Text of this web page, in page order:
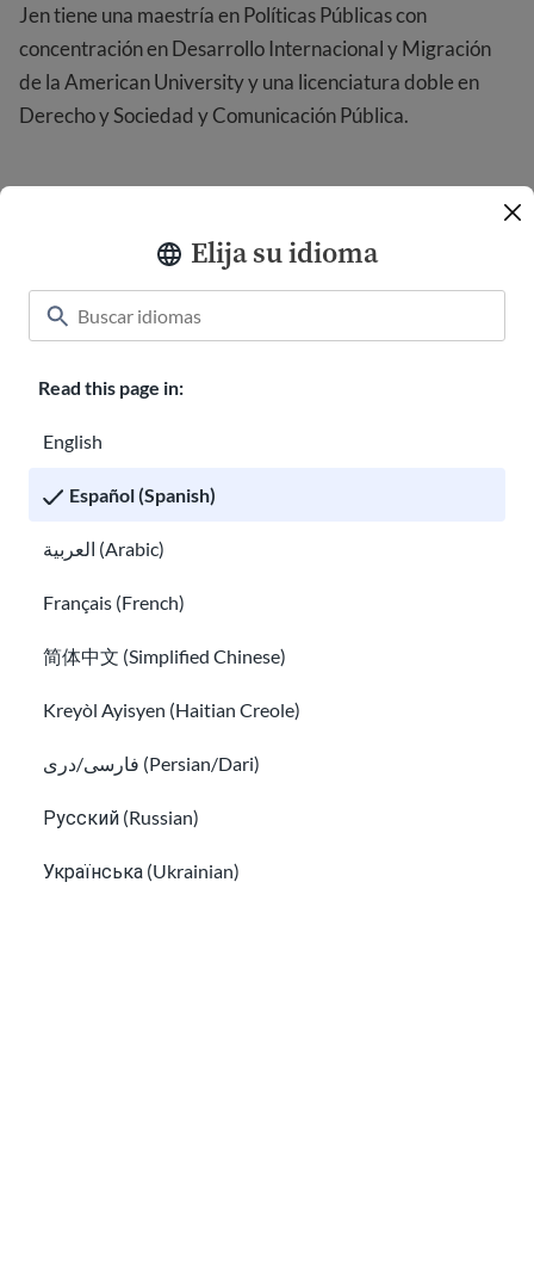
Elija su idioma
Read this page in:
English
Español (Spanish)
العربية (Arabic)
Français (French)
简体中文 (Simplified Chinese)
Kreyòl Ayisyen (Haitian Creole)
فارسی/دری (Persian/Dari)
Русский (Russian)
Українська (Ukrainian)
Jen tiene una maestría en Políticas Públicas con
concentración en Desarrollo Internacional y Migración
de la American University y una licenciatura doble en
Derecho y Sociedad y Comunicación Pública.
Conéctate con nosotros
Donar
Camisetas de bienvenida
Carreras en USAHello
Sea voluntario con nosotros
Informes anuales
hola@usahello.org
Messenger de Facebook
¡Suscríbete a nuestro boletín!